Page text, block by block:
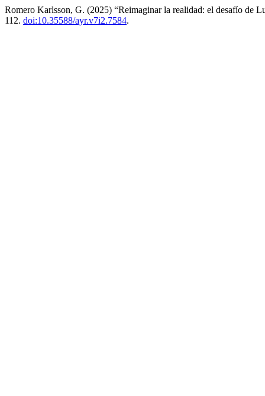
Romero Karlsson, G. (2025) “Reimaginar la realidad: el desafío de
112. doi:10.35588/ayr.v7i2.7584.